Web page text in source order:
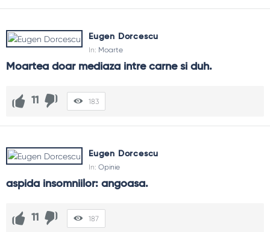
Eugen Dorcescu
In: Moarte
Moartea doar mediaza intre carne si duh.
11 183
Eugen Dorcescu
In: Opinie
aspida insomniilor: angoasa.
11 187